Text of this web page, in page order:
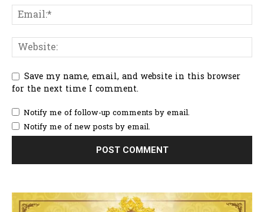
Save my name, email, and website in this browser
for the next time I comment.
Notify me of follow-up comments by email.
Notify me of new posts by email.